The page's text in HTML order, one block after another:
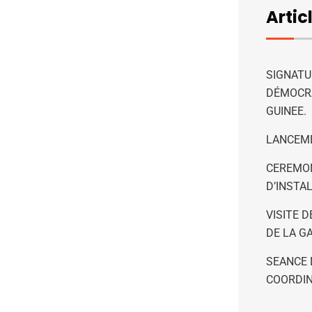
GUINEE.
VISITE
DE LA
SEANCE